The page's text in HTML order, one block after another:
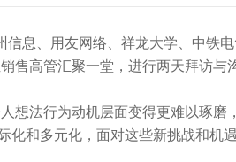
信息、用友网络、祥龙大学、中铁
售高管汇聚一堂， 进行两天拜访与
想法行为动机层面变得更难以琢磨
化和多元化，面对这些新挑战和机